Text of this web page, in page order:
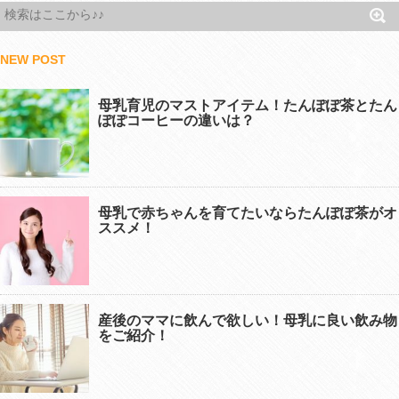
NEW POST
母乳育児のマストアイテム！たんぽぽ茶とたん
ぽぽコーヒーの違いは？
母乳で赤ちゃんを育てたいならたんぽぽ茶がオ
ススメ！
産後のママに飲んで欲しい！母乳に良い飲み物
をご紹介！